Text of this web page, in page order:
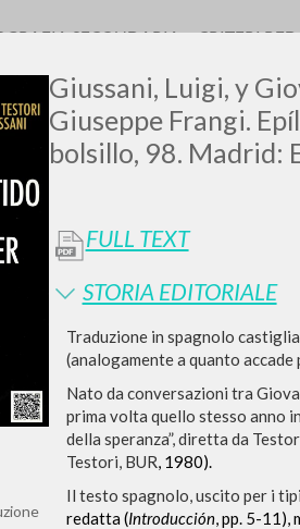
Giussani, Luigi, y
Giuseppe Frangi.
bolsillo, 98. Madrid:
FULL TEXT
STORIA EDITORIALE
Traduzione in spagnolo
(analogamente a quanto
Nato da conversazioni tra
prima volta quello stesso anno in
della speranza”, diretta da
Testori, BUR, 1980).
Il testo spagnolo, uscito per i
redatta (Introducción, pp. 5-11),
SECONDARIA CRITERI